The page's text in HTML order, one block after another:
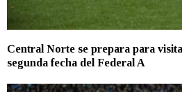
Central Norte se prepara para
segunda fecha del Federal A